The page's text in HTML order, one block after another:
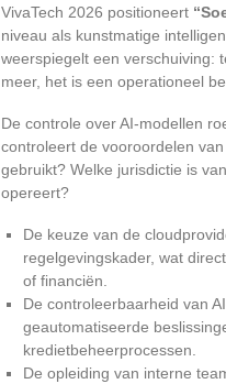
VivaTech 2026 positioneert
niveau als kunstmatige
weerspiegelt een verschuiving:
meer, het is een operationeel
De controle over AI-modellen
controleert de vooroordelen
gebruikt? Welke jurisdictie is
opereert?
De keuze van de
regelgevingskader, wat
of financiën.
De controleerbaarheid van
geautomatiseerde
kredietbeheerprocessen.
De opleiding van interne